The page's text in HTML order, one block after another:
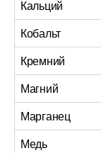
Кальций
Кобальт
Кремний
Магний
Марганец
Медь